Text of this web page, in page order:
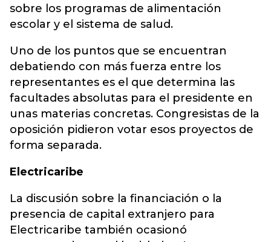
sobre los programas de alimentación
escolar y el sistema de salud.
Uno de los puntos que se encuentran
debatiendo con más fuerza entre los
representantes es el que determina las
facultades absolutas para el presidente en
unas materias concretas. Congresistas de la
oposición pidieron votar esos proyectos de
forma separada.
Electricaribe
La discusión sobre la financiación o la
presencia de capital extranjero para
Electricaribe también ocasionó